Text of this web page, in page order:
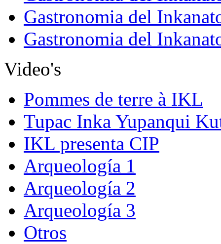
Gastronomia del
Gastronomia del
Video's
Pommes de terre à IKL
Tupac Inka Yupanqui
IKL presenta CIP
Arqueología 1
Arqueología 2
Arqueología 3
Otros